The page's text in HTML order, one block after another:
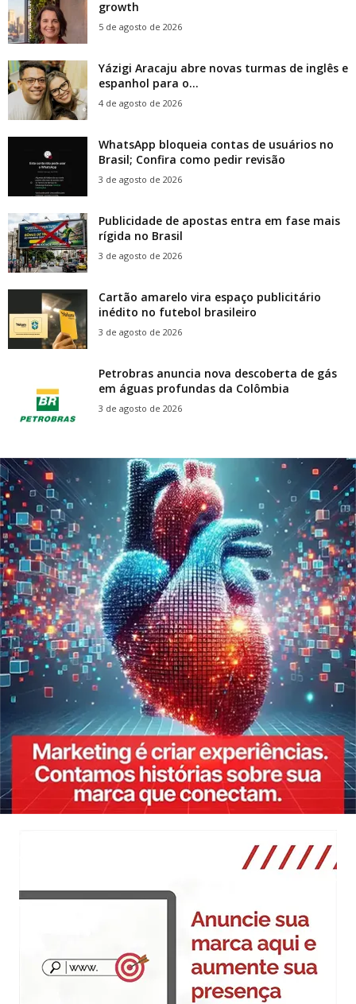
growth
5 de agosto de 2026
Yázigi Aracaju abre novas turmas de inglês e
espanhol para o...
4 de agosto de 2026
WhatsApp bloqueia contas de usuários no
Brasil; Confira como pedir revisão
3 de agosto de 2026
Publicidade de apostas entra em fase mais
rígida no Brasil
3 de agosto de 2026
Cartão amarelo vira espaço publicitário
inédito no futebol brasileiro
3 de agosto de 2026
Petrobras anuncia nova descoberta de gás
em águas profundas da Colômbia
3 de agosto de 2026